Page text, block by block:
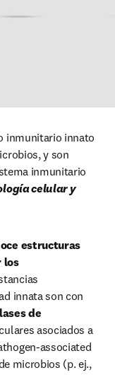
inmunitario innato
y son
inmunitario
celular y
estructuras
los
innata son con
de
asociados a
associated
microbios (p. ej.,